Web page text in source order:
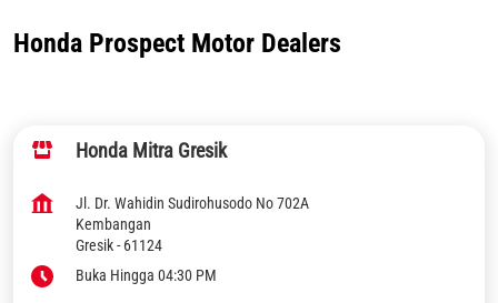
Honda Prospect Motor Dealers
Honda Mitra Gresik
Jl. Dr. Wahidin Sudirohusodo No 702A
Kembangan
Gresik-61124
Buka Hingga 04:30 PM